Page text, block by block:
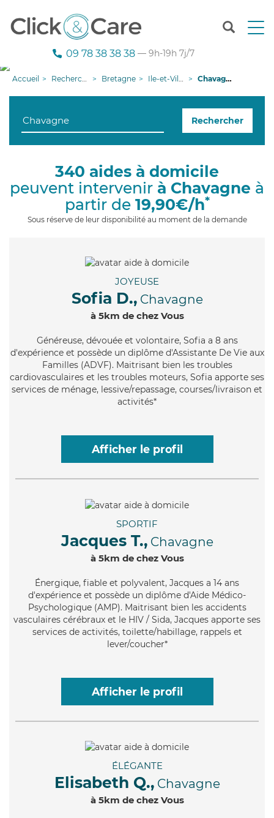
T
n
g
i
09 78 38 38 38 — 9h-19h 7j/7
Accueil Recherche aide à domicile Bretagne Ile-et-Vilaine Chavagne
Rechercher
340 aides à domicile
peuvent intervenir à Chavagne à
partir de 19,90€/h*
Sous réserve de leur disponibilité au moment de la demande
JOYEUSE
Sofia D., Chavagne
à 5km de chez Vous
Généreuse, dévouée et volontaire, Sofia a 8 ans
d'expérience et possède un diplôme d'Assistante De Vie aux
Familles (ADVF). Maitrisant bien les troubles
cardiovasculaires et les troubles moteurs, Sofia apporte ses
services de ménage, lessive/repassage, courses/livraison et
activités*
Afficher le profil
SPORTIF
Jacques T., Chavagne
à 5km de chez Vous
Énergique, fiable et polyvalent, Jacques a 14 ans
d'expérience et possède un diplôme d'Aide Médico-
Psychologique (AMP). Maitrisant bien les accidents
vasculaires cérébraux et le HIV / Sida, Jacques apporte ses
services de activités, toilette/habillage, rappels et
lever/coucher*
Afficher le profil
ÉLÉGANTE
Elisabeth Q., Chavagne
à 5km de chez Vous